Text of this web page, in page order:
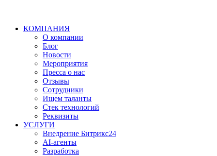
КОМПАНИЯ
О компании
Блог
Новости
Мероприятия
Пресса о нас
Отзывы
Сотрудники
Ищем таланты
Стек технологий
Реквизиты
УСЛУГИ
Внедрение Битрикс24
AI-агенты
Разработка